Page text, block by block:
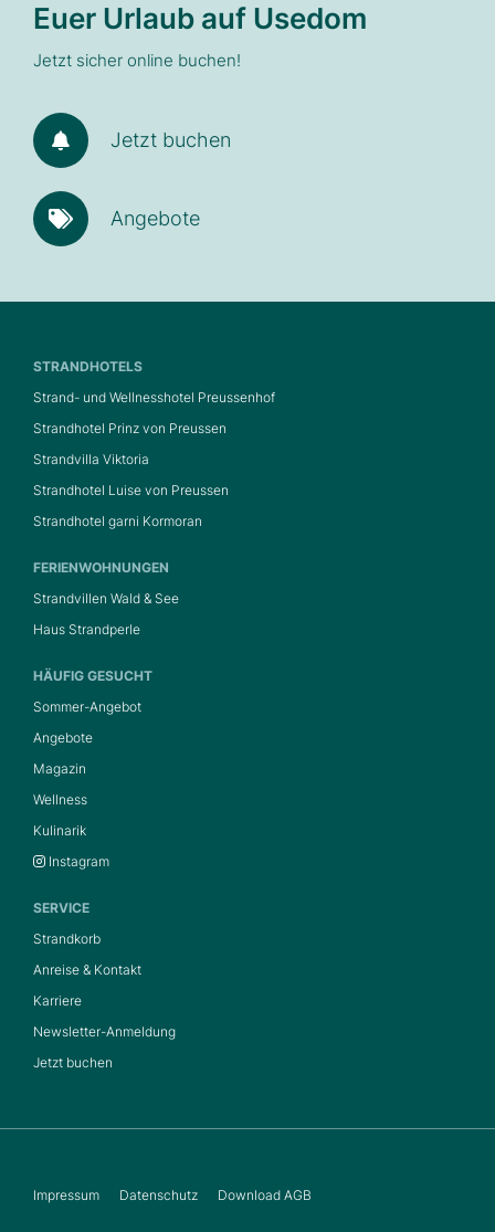
Euer Urlaub auf Usedom
Jetzt sicher online buchen!
Jetzt buchen
Angebote
STRANDHOTELS
Strand- und Wellnesshotel Preussenhof
Strandhotel Prinz von Preussen
Strandvilla Viktoria
Strandhotel Luise von Preussen
Strandhotel garni Kormoran
FERIENWOHNUNGEN
Strandvillen Wald & See
Haus Strandperle
HÄUFIG GESUCHT
Sommer-Angebot
Angebote
Magazin
Wellness
Kulinarik
Instagram
SERVICE
Strandkorb
Anreise & Kontakt
Karriere
Newsletter-Anmeldung
Jetzt buchen
Impressum Datenschutz Download AGB